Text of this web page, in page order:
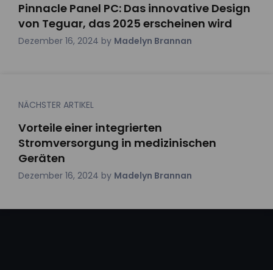
Pinnacle Panel PC: Das innovative Design
von Teguar, das 2025 erscheinen wird
Dezember 16, 2024 by Madelyn Brannan
NÄCHSTER ARTIKEL
Vorteile einer integrierten
Stromversorgung in medizinischen
Geräten
Dezember 16, 2024 by Madelyn Brannan